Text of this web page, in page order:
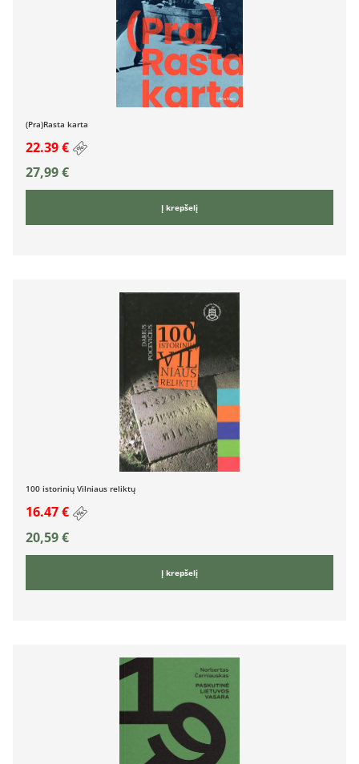
(Pra)Rasta karta
22.39 €
27,99€
Į krepšelį
100 istorinių Vilniaus reliktų
16.47 €
20,59€
Į krepšelį